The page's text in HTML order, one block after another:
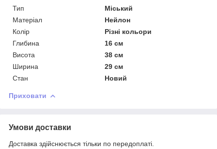
Тип
Міський
Матеріал
Нейлон
Колір
Різні кольори
Глибина
16 см
Висота
38 см
Ширина
29 см
Стан
Новий
Приховати
Умови доставки
Доставка здійснюється тільки по передоплаті.